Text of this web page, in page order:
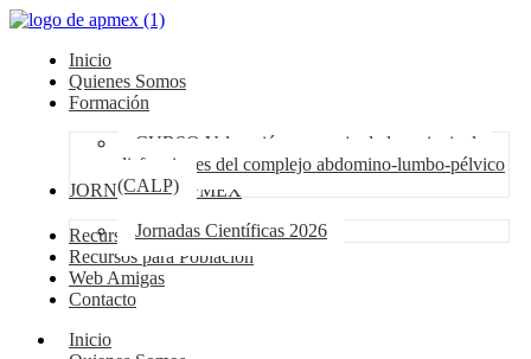
Inicio
Quienes Somos
Formación
CURSO Valoración y manejo de las principales
disfunciones del complejo abdomino-lumbo-pélvico
(CALP)
JORNADAS APMEX
Jornadas Científicas 2026
Recursos para socias
Recursos para Población
Web Amigas
Contacto
Inicio